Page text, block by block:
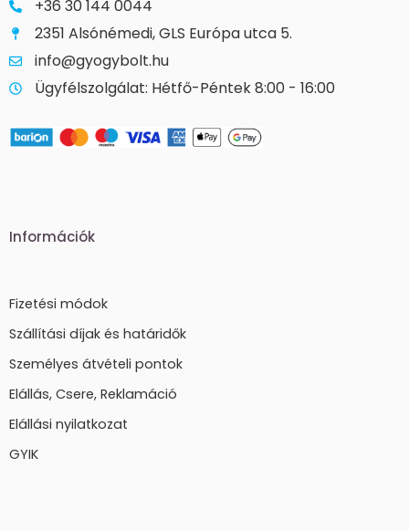
+36 30 144 0044
2351 Alsónémedi, GLS Európa utca 5.
info@gyogybolt.hu
Ügyfélszolgálat: Hétfő-Péntek 8:00 - 16:00
Információk
Fizetési módok
Szállítási díjak és határidők
Személyes átvételi pontok
Elállás, Csere, Reklamáció
Elállási nyilatkozat
GYIK